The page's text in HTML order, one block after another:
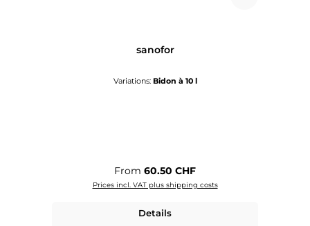
sanofor
Variations: Bidon à 10 l
Regular price:
From 60.50 CHF
Prices incl. VAT plus shipping costs
Details